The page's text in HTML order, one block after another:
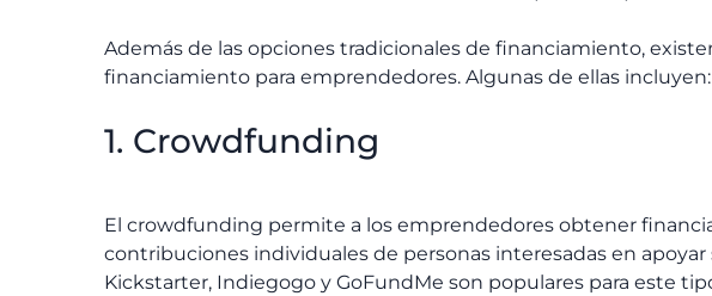
Además de las opciones tradicionales de financiamiento,
financiamiento para emprendedores. Algunas de ellas incluyen:
1. Crowdfunding
El crowdfunding permite a los emprendedores obtener
contribuciones individuales de personas interesadas en
Kickstarter, Indiegogo y GoFundMe son populares para este